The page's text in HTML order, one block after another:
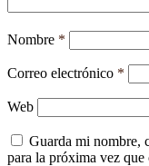
Nombre *
Correo electrónico *
Web
Guarda mi nombre,
para la próxima vez que